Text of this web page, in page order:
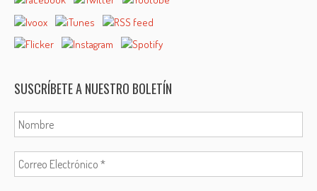
SUSCRÍBETE A NUESTRO BOLETÍN